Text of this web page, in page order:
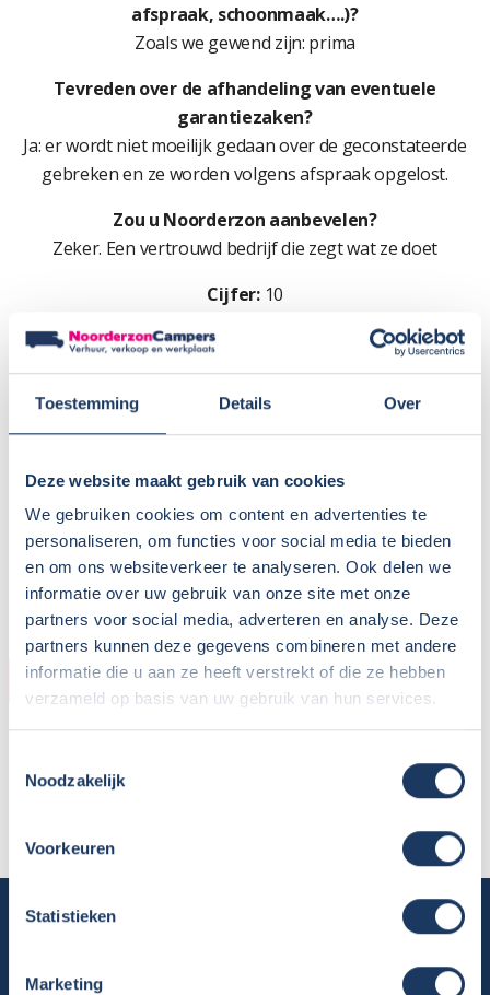
Toestemming Details Over
Deze website maakt gebruik van cookies
We gebruiken cookies om content en advertenties te
personaliseren, om functies voor social media te bieden
en om ons websiteverkeer te analyseren. Ook delen we
informatie over uw gebruik van onze site met onze
partners voor social media, adverteren en analyse. Deze
partners kunnen deze gegevens combineren met andere
informatie die u aan ze heeft verstrekt of die ze hebben
verzameld op basis van uw gebruik van hun services.
Noodzakelijk
Voorkeuren
Statistieken
Marketing
afspraak, schoonmaak….)?
Zoals we gewend zijn: prima
Tevreden over de afhandeling van eventuele
garantiezaken?
Ja: er wordt niet moeilijk gedaan over de geconstateerde
gebreken en ze worden volgens afspraak opgelost.
Zou u Noorderzon aanbevelen?
Zeker. Een vertrouwd bedrijf die zegt wat ze doet
Cijfer:10
KOPER
Naam:
A.A. Schipper
Koopdatum:
Gratis E-book – Tig Vragen en Antwoorden over het Huren van